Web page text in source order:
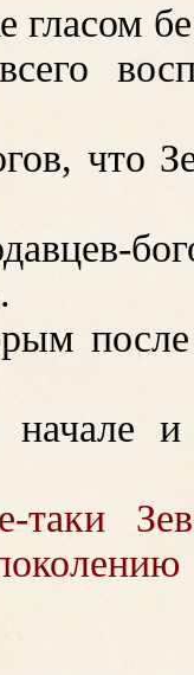
гласом
что
и
таки